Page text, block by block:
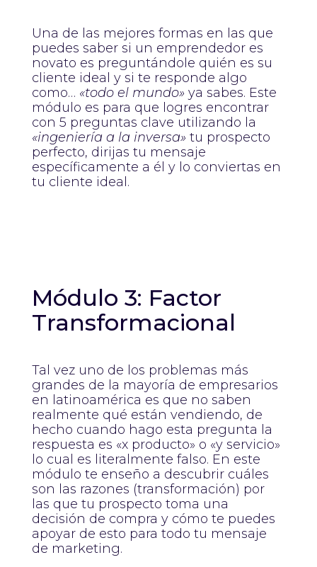
Una de las mejores formas en las que
puedes saber si un emprendedor es
novato es preguntándole quién es su
cliente ideal y si te responde algo
como… «todo el mundo» ya sabes. Este
módulo es para que logres encontrar
con 5 preguntas clave utilizando la
«ingeniería a la inversa» tu prospecto
perfecto, dirijas tu mensaje
específicamente a él y lo conviertas en
tu cliente ideal.
Módulo 3: Factor
Transformacional
Tal vez uno de los problemas más
grandes de la mayoría de empresarios
en latinoamérica es que no saben
realmente qué están vendiendo, de
hecho cuando hago esta pregunta la
respuesta es «x producto» o «y servicio»
lo cual es literalmente falso. En este
módulo te enseño a descubrir cuáles
son las razones (transformación) por
las que tu prospecto toma una
decisión de compra y cómo te puedes
apoyar de esto para todo tu mensaje
de marketing.